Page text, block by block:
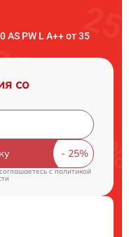
AS PW L A++ от 35
со
cполитикой